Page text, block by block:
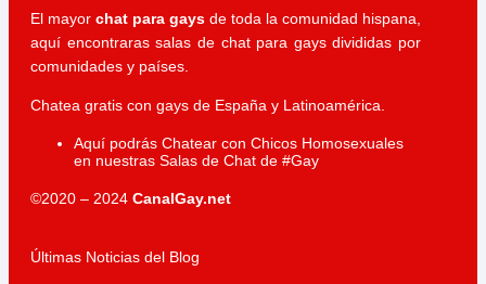
El mayor chat para gays de toda la comunidad hispana,
aquí encontraras salas de chat para gays divididas por
comunidades y países.
Chatea gratis con gays de España y Latinoamérica.
Aquí podrás Chatear con Chicos Homosexuales
en nuestras Salas de Chat de #Gay
©2020 – 2024 CanalGay.net
Últimas Noticias del Blog